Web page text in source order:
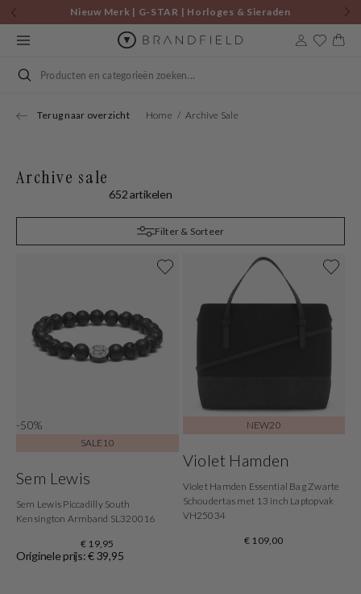
Skip to
content
Nieuw Merk | G-STAR | Horloges & Sieraden
Cart
Search
Terug naar overzicht Home Archive Sale
Archive sale
652 artikelen
Filter & Sorteer
-50%
SALE10
Sem Lewis
Sem Lewis Piccadilly South
Kensington Armband SL320016
€ 19,95
Originele prijs: € 39,95
NEW20
Violet Hamden
Violet Hamden Essential Bag Zwarte
Schoudertas met 13 inch Laptopvak
VH25034
€ 109,00